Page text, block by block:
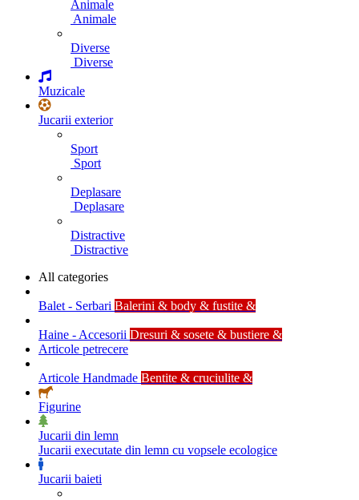
Animale
Animale
Diverse
Diverse
Muzicale
Jucarii exterior
Sport
Sport
Deplasare
Deplasare
Distractive
Distractive
All categories
Balet - Serbari Balerini & body & fustite &
Haine - Accesorii Dresuri & sosete & bustiere &
Articole petrecere
Articole Handmade Bentite & cruciulite &
Figurine
Jucarii din lemn
Jucarii executate din lemn cu vopsele ecologice
Jucarii baieti